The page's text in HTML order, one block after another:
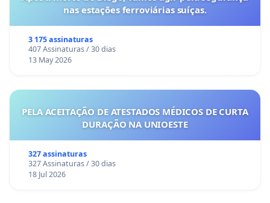
nas estações ferroviárias suíças.
3 175 assinaturas
407 Assinaturas / 30 dias
13 May 2026
PELA ACEITAÇÃO DE ATESTADOS MÉDICOS DE CURTA
DURAÇÃO NA UNIOESTE
327 assinaturas
327 Assinaturas / 30 dias
18 Jul 2026